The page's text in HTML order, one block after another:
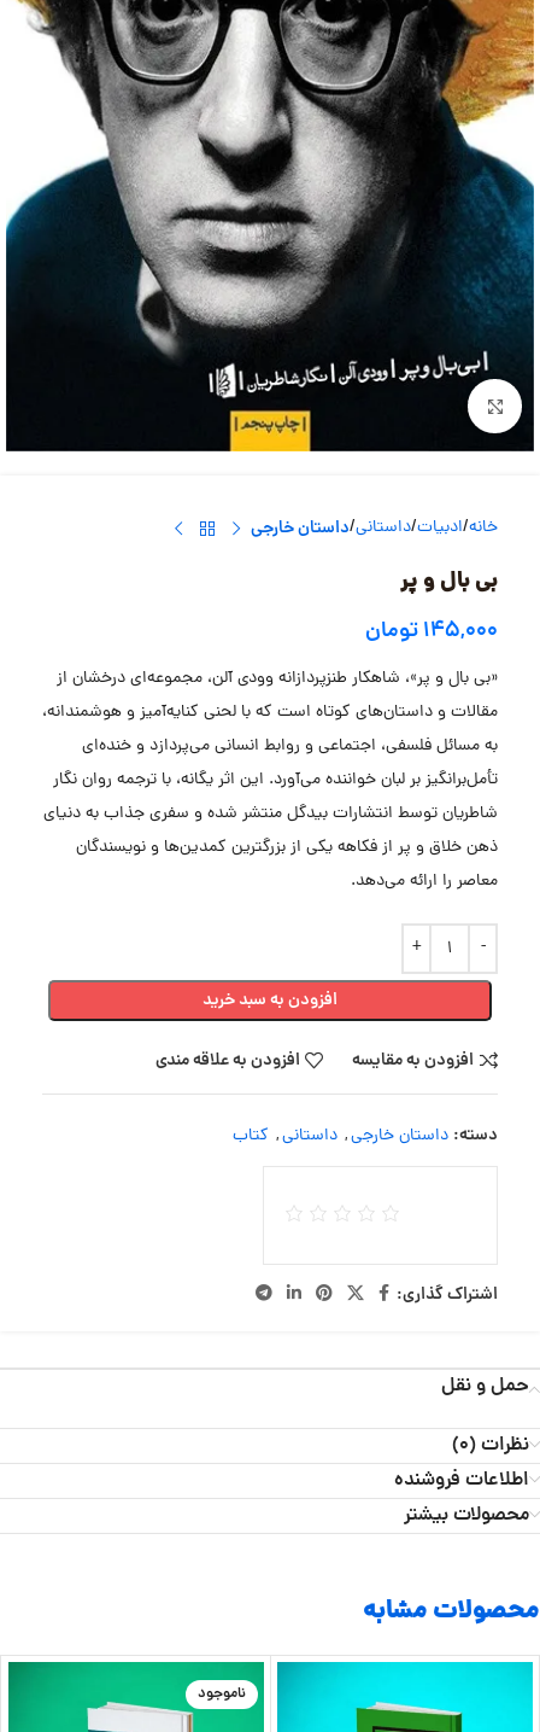
بزرگنمایی تصویر
خانه ادبیات داستانی داستان خارجی
بی بال و پر
۱۴۵,۰۰۰تومان
«بی بال و پر»، شاهکار طنزپردازانه وودی آلن، مجموعه‌ای درخشان از
مقالات و داستان‌های کوتاه است که با لحنی کنایه‌آمیز و هوشمندانه،
به مسائل فلسفی، اجتماعی و روابط انسانی می‌پردازد و خنده‌ای
تأمل‌برانگیز بر لبان خواننده می‌آورد. این اثر یگانه، با ترجمه روان نگار
شاطریان توسط انتشارات بیدگل منتشر شده و سفری جذاب به دنیای
ذهن خلاق و پر از فکاهه یکی از بزرگترین کمدین‌ها و نویسندگان
معاصر را ارائه می‌دهد.
افزودن به سبد خرید
افزودن به مقایسه افزودن به علاقه مندی
دسته: داستان خارجی, داستانی, کتاب
اشتراک گذاری:
حمل و نقل
نظرات (0)
اطلاعات فروشنده
محصولات بیشتر
محصولات مشابه
ناموجود